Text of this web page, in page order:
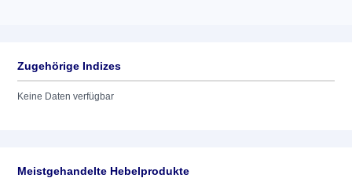
Zugehörige Indizes
Keine Daten verfügbar
Meistgehandelte Hebelprodukte